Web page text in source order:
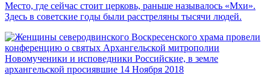
Место, где сейчас стоит церковь, раньше называлось «Мхи».
Здесь в советские годы были расстреляны тысячи людей.
Новомученики и исповедники Российские, в земле
архангельской просиявшие 14 Ноября 2018